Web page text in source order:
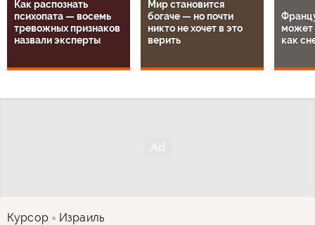
Как распознать
психопата — восемь
тревожных признаков
назвали эксперты
Мир становится
богаче — но почти
никто не хочет в это
верить
может
как
Курсор Израиль